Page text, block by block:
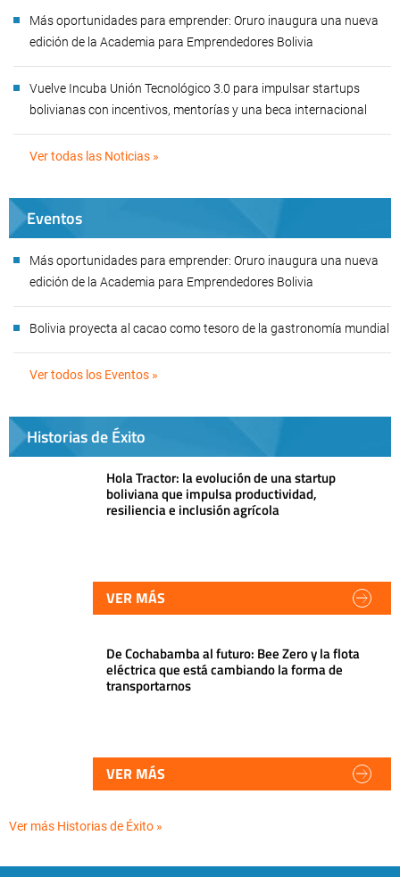
Más oportunidades para emprender: Oruro inaugura una nueva
edición de la Academia para Emprendedores Bolivia
Vuelve Incuba Unión Tecnológico 3.0 para impulsar startups
bolivianas con incentivos, mentorías y una beca internacional
Ver todas las Noticias »
Eventos
Más oportunidades para emprender: Oruro inaugura una nueva
edición de la Academia para Emprendedores Bolivia
Bolivia proyecta al cacao como tesoro de la gastronomía mundial
Ver todos los Eventos »
Historias de Éxito
Hola Tractor: la evolución de una startup
boliviana que impulsa productividad,
resiliencia e inclusión agrícola
VER MÁS
De Cochabamba al futuro: Bee Zero y la flota
eléctrica que está cambiando la forma de
transportarnos
VER MÁS
Ver más Historias de Éxito »